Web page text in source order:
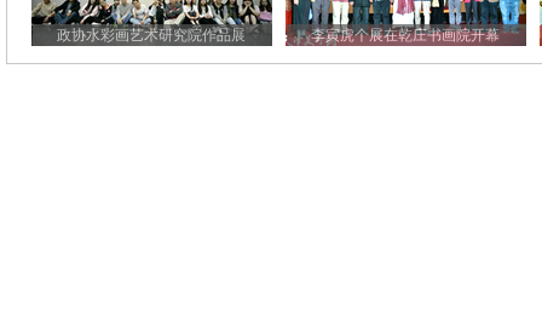
政协水彩画艺术研究院作品展 李寅虎个展在乾庄书画院开幕